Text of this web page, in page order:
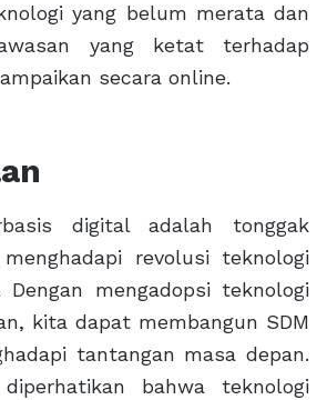
yang belum merata dan
yang ketat terhadap
secara online.
digital adalah tonggak
revolusi teknologi
Dengan mengadopsi teknologi
kita dapat membangun SDM
tantangan masa depan.
bahwa teknologi